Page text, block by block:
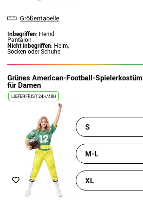
Größentabelle
Inbegriffen: Hemd
Pantalon
Nicht inbegriffen: Helm,
Socken oder Schuhe
Grünes American-Football-Spielerkostüm
für Damen
LIEFERFRIST 24H/48H
S
M-L
XL